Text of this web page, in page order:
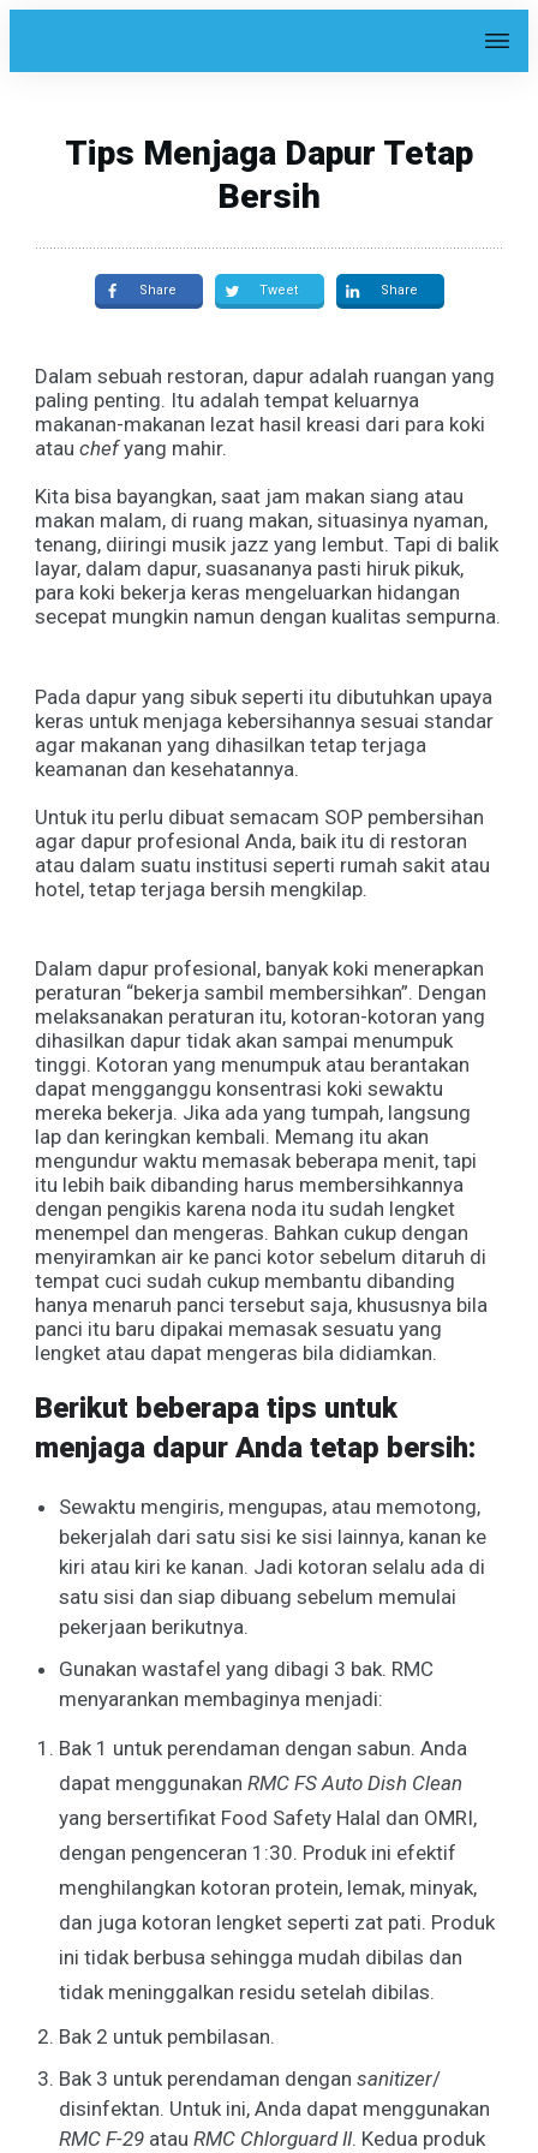
Tips Menjaga Dapur Tetap
Bersih
Share Tweet Share
Dalam sebuah restoran, dapur adalah ruangan yang
paling penting. Itu adalah tempat keluarnya
makanan-makanan lezat hasil kreasi dari para koki
atau chefyang mahir.
Kita bisa bayangkan, saat jam makan siang atau
makan malam, di ruang makan, situasinya nyaman,
tenang, diiringi musik jazz yang lembut. Tapi di balik
layar, dalam dapur, suasananya pasti hiruk pikuk,
para koki bekerja keras mengeluarkan hidangan
secepat mungkin namun dengan kualitas sempurna.
Pada dapur yang sibuk seperti itu dibutuhkan upaya
keras untuk menjaga kebersihannya sesuai standar
agar makanan yang dihasilkan tetap terjaga
keamanan dan kesehatannya.
Untuk itu perlu dibuat semacam SOP pembersihan
agar dapur profesional Anda, baik itu di restoran
atau dalam suatu institusi seperti rumah sakit atau
hotel, tetap terjaga bersih mengkilap.
Dalam dapur profesional, banyak koki menerapkan
peraturan “bekerja sambil membersihkan”. Dengan
melaksanakan peraturan itu, kotoran-kotoran yang
dihasilkan dapur tidak akan sampai menumpuk
tinggi. Kotoran yang menumpuk atau berantakan
dapat mengganggu konsentrasi koki sewaktu
mereka bekerja. Jika ada yang tumpah, langsung
lap dan keringkan kembali. Memang itu akan
mengundur waktu memasak beberapa menit, tapi
itu lebih baik dibanding harus membersihkannya
dengan pengikis karena noda itu sudah lengket
menempel dan mengeras. Bahkan cukup dengan
menyiramkan air ke panci kotor sebelum ditaruh di
tempat cuci sudah cukup membantu dibanding
hanya menaruh panci tersebut saja, khususnya bila
panci itu baru dipakai memasak sesuatu yang
lengket atau dapat mengeras bila didiamkan.
Berikut beberapa tips untuk
menjaga dapur Anda tetap bersih:
Sewaktu mengiris, mengupas, atau memotong,
bekerjalah dari satu sisi ke sisi lainnya, kanan ke
kiri atau kiri ke kanan. Jadi kotoran selalu ada di
satu sisi dan siap dibuang sebelum memulai
pekerjaan berikutnya.
Gunakan wastafel yang dibagi 3 bak. RMC
menyarankan membaginya menjadi:
Bak 1 untuk perendaman dengan sabun. Anda
dapat menggunakan RMC FS Auto Dish Clean
yang bersertifikat Food Safety Halal dan OMRI,
dengan pengenceran 1:30. Produk ini efektif
menghilangkan kotoran protein, lemak, minyak,
dan juga kotoran lengket seperti zat pati. Produk
ini tidak berbusa sehingga mudah dibilas dan
tidak meninggalkan residu setelah dibilas.
Bak 2 untuk pembilasan.
Bak 3 untuk perendaman dengan sanitizer/
disinfektan. Untuk ini, Anda dapat menggunakan
RMC F-29 atau RMC Chlorguard II. Kedua produk